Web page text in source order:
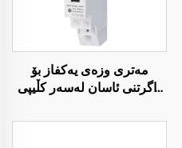
مەتری وزەی یەکفاز بۆ
داگرتنی ئاسان لەسەر کڵیپی
بەرفراوان